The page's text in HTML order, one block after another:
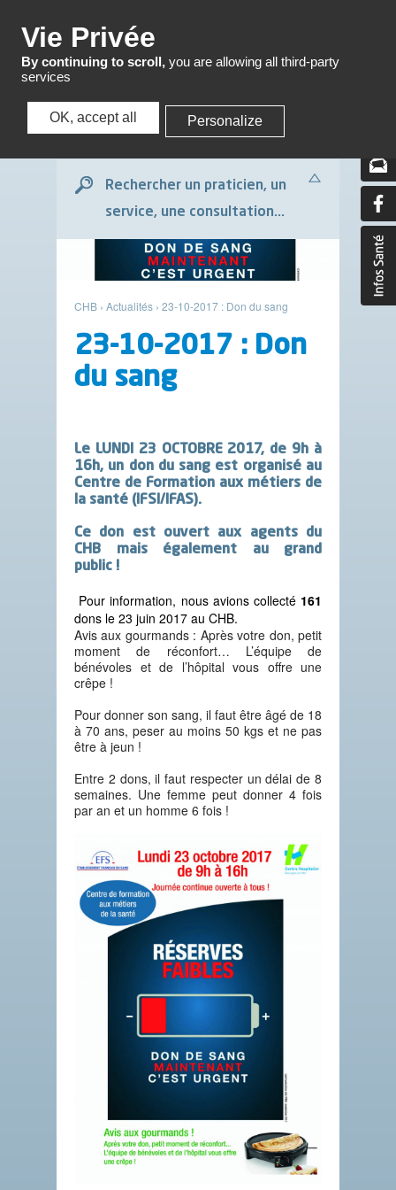
Menu
Rechercher un praticien, un
service, une consultation...
CHB › Actualités › 23-10-2017 : Don du sang
23-10-2017 : Don
du sang
Le LUNDI 23 OCTOBRE 2017, de 9h à
16h, un don du sang est organisé au
Centre de Formation aux métiers de
la santé (IFSI/IFAS).
Ce don est ouvert aux agents du
CHB mais également au grand
public !
Pour information, nous avions collecté 161
dons le 23 juin 2017 au CHB.
Avis aux gourmands : Après votre don, petit
moment de réconfort… L’équipe de
bénévoles et de l’hôpital vous offre une
crêpe !
Pour donner son sang, il faut être âgé de 18
à 70 ans, peser au moins 50 kgs et ne pas
être à jeun !
Entre 2 dons, il faut respecter un délai de 8
semaines. Une femme peut donner 4 fois
par an et un homme 6 fois !
Vie Privée
By continuing to scroll, you are allowing all third-party
services
OK, accept all Personalize